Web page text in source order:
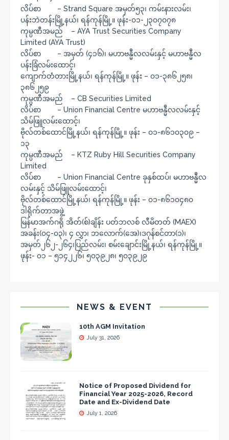
လိပ်စာ – Strand Square အမှတ်၅၃၊ ကမ်းနားလမ်း၊
ပန်းဘဲတန်းမြို့နယ်၊ ရန်ကုန်မြို့။ ဖုန်း-၀၁-၂၃၀၇၀၇၈
ကုမ္ပဏီအမည် – AYA Trust Securities Company
Limited (AYA Trust)
လိပ်စာ – အမှတ် (၄၁၆)၊ မဟာဗန္မဳလလမ်းနှင့် မဟာဗန္မဳလ
ပန်းခြံလမ်းထောင့်၊
ကျောက်တံတားမြို့နယ်၊ ရန်ကုန်မြို့။ ဖုန်း – ၀၁-၃၈၆၂၅၈၊
၃၈၆၂၅၉
ကုမ္ပဏီအမည် – CB Securities Limited
လိပ်စာ – Union Financial Centre မဟာဗန္မဳလလမ်းနှင့်
သိမ်ဖြူလမ်းထောင့်၊
ဗိုလ်တစ်ထောင်မြို့နယ်၊ ရန်ကုန်မြို့။ ဖုန်း – ၀၁-၈၆၁၀၃၀၉ –
၁၃
ကုမ္ပဏီအမည် – KTZ Ruby Hill Securities Company
Limited
လိပ်စာ – Union Financial Centre ခုနှစ်ထပ်၊ မဟာဗန္မဳလ
လမ်းနှင့် သိမ်ဖြူလမ်းထောင့်၊
ဗိုလ်တစ်ထောင်မြို့နယ်၊ ရန်ကုန်မြို့။ ဖုန်း – ၀၁-၈၆၁၀၄၈၀
ဒါရိုက်တာအဖွဲ့
မြန်မာအက်ဂရို အိတ်(စ်)ချိန်း ပတ်ဘလစ် လီမိတတ် (MAEX)
အခန်း(၀၄-၀၃)၊ ၄ လွှာ၊ ဘလောက်(အေ)၊ဒဂုန်စင်တာ(၁)၊
အမှတ်၂၆၂-၂၆၄၊ပြည်လမ်း၊ စမ်းချောင်းမြို့နယ်၊ ရန်ကုန်မြို့။
ဖုန်း- ၀၁ – ၅၁၄၂၂၆၊ ၅၀၃၉၂၈၊ ၅၀၃၉၂၉
NEWS & EVENT
10th AGM Invitation
July 31, 2026
Notice of Proposed Dividend for
Financial Year 2025-2026, Record
Date and Ex-Dividend Date
July 1, 2026